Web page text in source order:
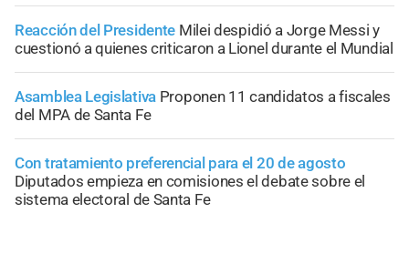
Reacción del Presidente Milei despidió a Jorge Messi y
cuestionó a quienes criticaron a Lionel durante el Mundial
Asamblea Legislativa Proponen 11 candidatos a fiscales
del MPA de Santa Fe
Con tratamiento preferencial para el 20 de agosto
Diputados empieza en comisiones el debate sobre el
sistema electoral de Santa Fe